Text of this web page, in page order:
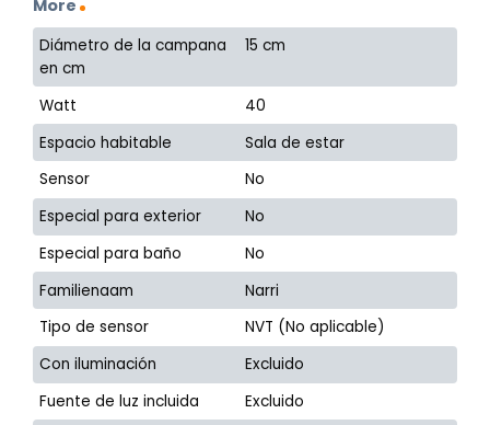
More
Diámetro de la campana
en cm
15 cm
Watt
40
Espacio habitable
Sala de estar
Sensor
No
Especial para exterior
No
Especial para baño
No
Familienaam
Narri
Tipo de sensor
NVT (No aplicable)
Con iluminación
Excluido
Fuente de luz incluida
Excluido